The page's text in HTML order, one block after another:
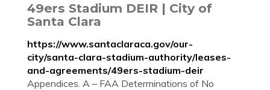
49ers Stadium DEIR | City of
Santa Clara
https://www.santaclaraca.gov/our-
city/santa-clara-stadium-authority/leases-
and-agreements/49ers-stadium-deir
Appendices. A – FAA Determinations of No